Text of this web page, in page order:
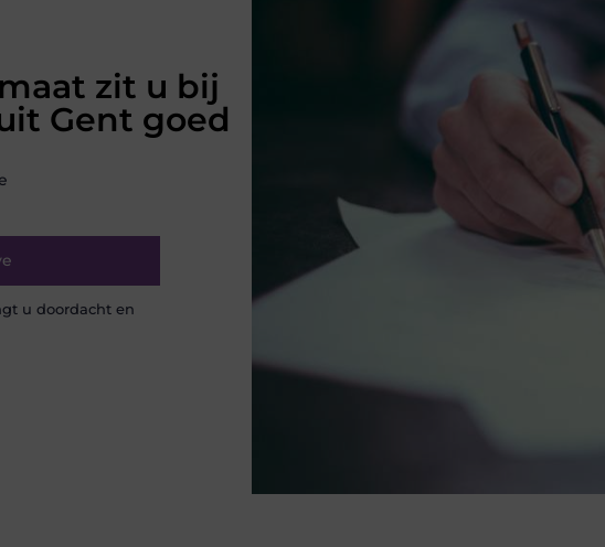
zit u bij
Gent goed
u doordacht en